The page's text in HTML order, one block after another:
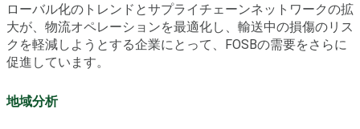
ローバル化のトレンドとサプライチェーンネットワークの拡
大が、物流オペレーションを最適化し、輸送中の損傷のリス
クを軽減しようとする企業にとって、FOSBの需要をさらに
促進しています。
地域分析